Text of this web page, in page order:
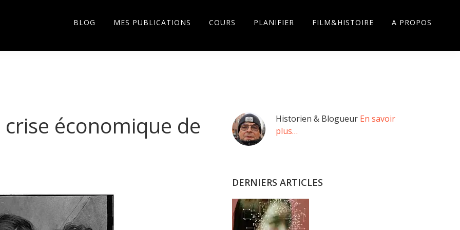
BLOG MES PUBLICATIONS COURS PLANIFIER FILM&HISTOIRE A PROPOS
économique de
Barre
latérale
Historien & Blogueur En savoir
plus…
DERNIERS ARTICLES